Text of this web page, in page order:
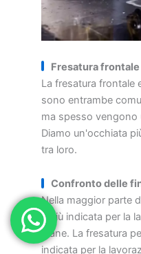
Fresatura
La fresatura frontale
sono entrambe
ma spesso vengono
Diamo un'occhiata
tra loro.
Confronto delle
Nella maggior parte
è più indicata per la
piane. La fresatura
indicata per la